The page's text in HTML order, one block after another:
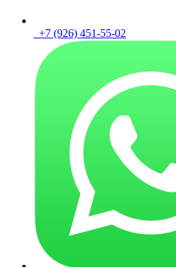
+7 (926) 451-55-02